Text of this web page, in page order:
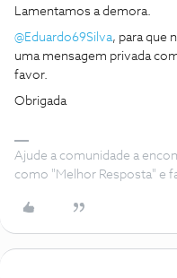
Lamentamos a demora.
@Eduardo69Silva, para que
uma mensagem privada
favor.
Obrigada
Ajude a comunidade a
como "Melhor Resposta" e